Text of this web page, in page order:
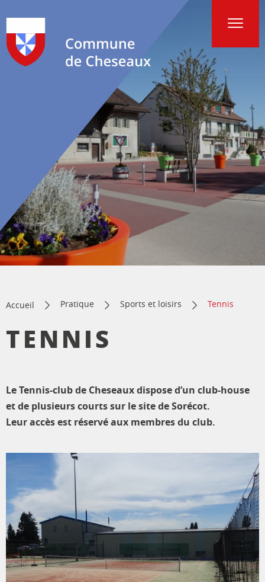
Accueil Pratique Sports et loisirs Tennis
TENNIS
Le Tennis-club de Cheseaux dispose d’un club-house
et de plusieurs courts sur le site de Sorécot.
Leur accès est réservé aux membres du club.